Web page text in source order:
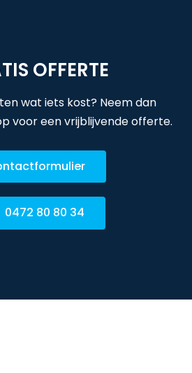
OFFERTE
wat iets kost? Neem dan
voor een vrijblijvende offerte.
0472 80 80 34